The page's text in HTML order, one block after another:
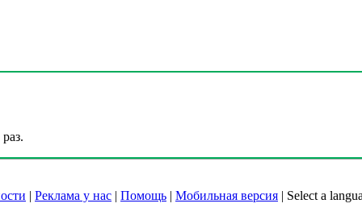
| Реклама у нас | Помощь | Мобильная версия | Select a